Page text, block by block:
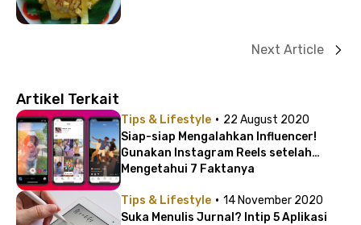
Next Article
Artikel Terkait
Tips & Lifestyle · 22 August 2020
Siap-siap Mengalahkan Influencer!
Gunakan Instagram Reels setelah
Mengetahui 7 Faktanya
Tips & Lifestyle · 14 November 2020
Suka Menulis Jurnal? Intip 5 Aplikasi